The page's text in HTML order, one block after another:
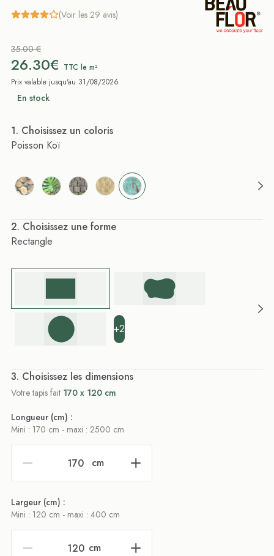
(Voir les 29 avis)
35.00 €
26.30€ TTC le m²
Prix valable jusqu'au 31/08/2026
En stock
. Choisissez un coloris
Poisson Koï
. Choisissez une forme
Rectangle
+2
. Choisissez les dimensions
Votre tapis fait 170 x 120 cm
Longueur (cm) :
Mini : 170 cm - maxi : 2500 cm
cm
Largeur (cm) :
Mini : 120 cm - maxi : 400 cm
cm